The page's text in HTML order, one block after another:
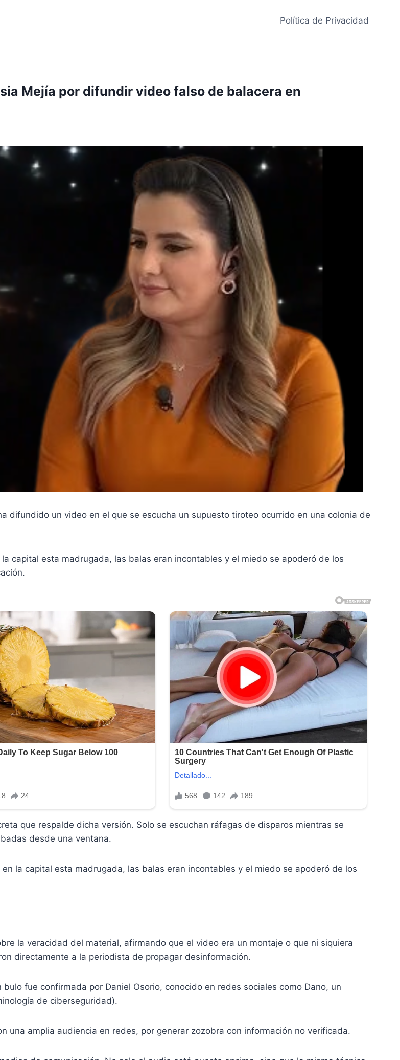
Política de Privacidad
Mejía por difundir video falso de balacera en
difundido un video en el que se escucha un supuesto tiroteo ocurrido en una colonia de
la capital esta madrugada, las balas eran incontables y el miedo se apoderó de los
que respalde dicha versión. Solo se escuchan ráfagas de disparos mientras se
desde una ventana.
la capital esta madrugada, las balas eran incontables y el miedo se apoderó de los
la veracidad del material, afirmando que el video era un montaje o que ni siquiera
directamente a la periodista de propagar desinformación.
fue confirmada por Daniel Osorio, conocido en redes sociales como Dano, un
de ciberseguridad).
una amplia audiencia en redes, por generar zozobra con información no verificada.